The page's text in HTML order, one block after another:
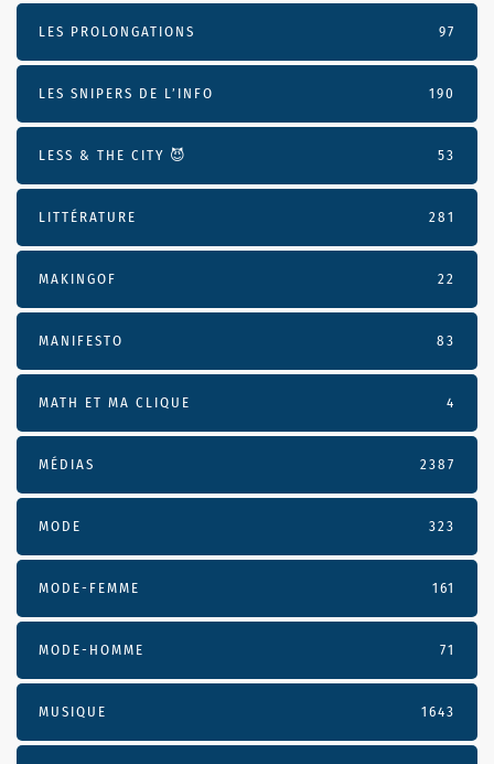
LES PROLONGATIONS 97
LES SNIPERS DE L’INFO 190
LESS & THE CITY 😈 53
LITTÉRATURE 281
MAKINGOF 22
MANIFESTO 83
MATH ET MA CLIQUE 4
MÉDIAS 2387
MODE 323
MODE-FEMME 161
MODE-HOMME 71
MUSIQUE 1643